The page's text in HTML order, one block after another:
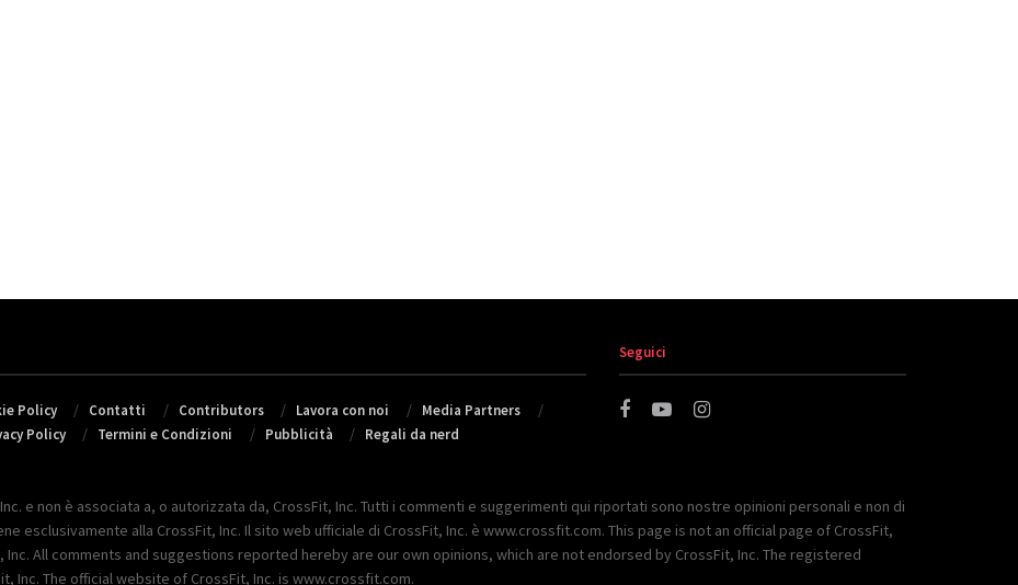
Policy Contatti Contributors Lavora con noi
Media Partners
Policy Termini e Condizioni Pubblicità Regali da nerd
Seguici
e non è associata a, o autorizzata da, CrossFit, Inc. Tutti i commenti e suggerimenti qui riportati sono nostre opinioni personali e non di
esclusivamente alla CrossFit, Inc. Il sito web ufficiale di CrossFit, Inc. è www.crossfit.com. This page is not an official page of CrossFit,
All comments and suggestions reported hereby are our own opinions, which are not endorsed by CrossFit, Inc. The registered
Inc. The official website of CrossFit, Inc. is www.crossfit.com.